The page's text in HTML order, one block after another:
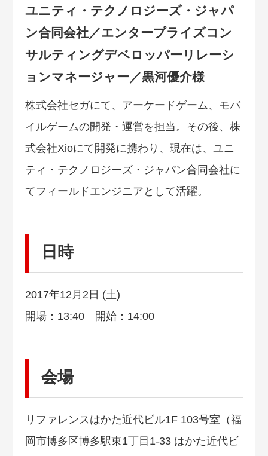
ユニティ・テクノロジーズ・ジャパ
ン合同会社／エンタープライズコン
サルティングデベロッパーリレーシ
ョンマネージャー／黒河優介様
株式会社セガにて、アーケードゲーム、モバ
イルゲームの開発・運営を担当。その後、株
式会社Xioにて開発に携わり、現在は、ユニ
ティ・テクノロジーズ・ジャパン合同会社に
てフィールドエンジニアとして活躍。
日時
2017年12月2日 (土)
開場：13:40 開始：14:00
会場
リファレンスはかた近代ビル1F 103号室（福
岡市博多区博多駅東1丁目1-33 はかた近代ビ